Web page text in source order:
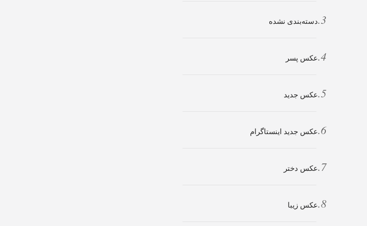
دسته‌بندی نشده
عکس پسر
عکس جدید
عکس جدید اینستاگرام
عکس دختر
عکس زیبا